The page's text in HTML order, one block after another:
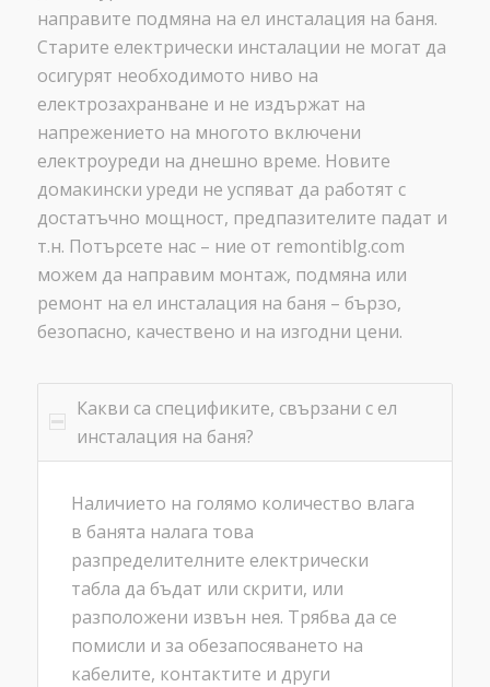
направите подмяна на ел инсталация на баня.
Старите електрически инсталации не могат да
осигурят необходимото ниво на
електрозахранване и не издържат на
напрежението на многото включени
електроуреди на днешно време. Новите
домакински уреди не успяват да работят с
достатъчно мощност, предпазителите падат и
т.н. Потърсете нас – ние от remontiblg.com
можем да направим монтаж, подмяна или
ремонт на ел инсталация на баня – бързо,
безопасно, качествено и на изгодни цени.
Какви са спецификите, свързани с ел
инсталация на баня?
Наличието на голямо количество влага
в банята налага това
разпределителните електрически
табла да бъдат или скрити, или
разположени извън нея. Трябва да се
помисли и за обезапосяването на
кабелите, контактите и други